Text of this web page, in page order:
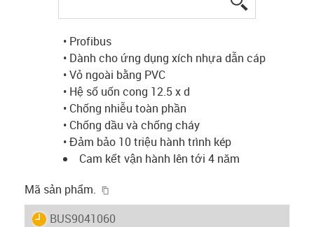
• Profibus
• Dành cho ứng dụng xích nhựa dẫn cáp
• Vỏ ngoài bằng PVC
• Hệ số uốn cong 12.5 x d
• Chống nhiễu toàn phần
• Chống dầu và chống cháy
• Đảm bảo 10 triệu hành trình kép
Cam kết vận hành lên tới 4 năm
Mã sản phẩm.
igus-icon-lieferzeit
BUS9041060